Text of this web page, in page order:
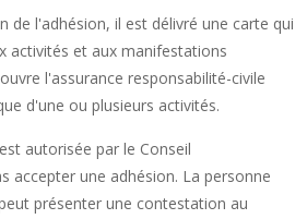
de l'adhésion, il est délivré une carte qui
activités et aux manifestations
l'assurance responsabilité-civile
d'une ou plusieurs activités.
autorisée par le Conseil
accepter une adhésion. La personne
présenter une contestation au